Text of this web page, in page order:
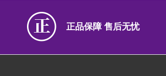
正品保障 售后无忧